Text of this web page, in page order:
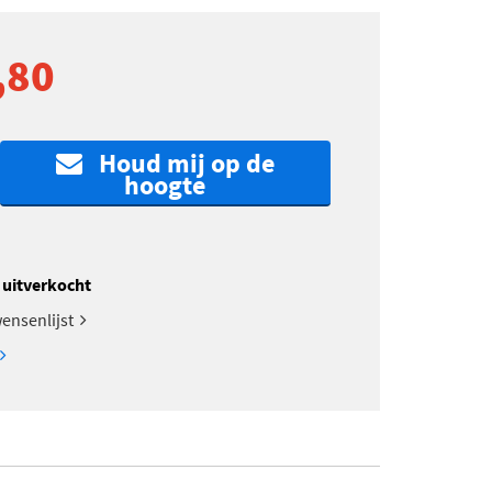
Houd mij op de
hoogte